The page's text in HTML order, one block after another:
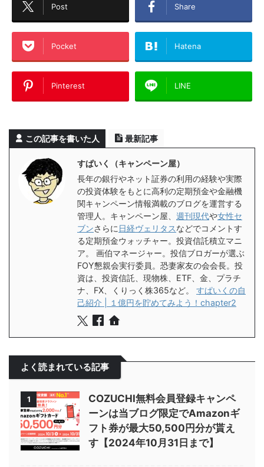
Post Share
Pocket Hatena
Pinterest LINE
この記事を書いた人 最新記事
すぱいく（キャンペーン屋）
長年の銀行やネット証券の利用の経験や実際
の投資体験をもとに高利の定期預金や金融機
関キャンペーン情報満載のブログを運営する
管理人。キャンペーン屋、 週刊現代や女性セ
ブンさらに 日経ヴェリタスなどでコメントす
る定期預金ウォッチャー。投資信託積立マニ
ア。 画伯マネージャー。投信ブロガーが選ぶ
FOY懇親会実行委員。恐妻家友の会会長。投
資は、投資信託、現物株、ETF、金、プラチ
ナ、FX、くりっく株365など。 すぱいくの自
己紹介 | １億円を貯めてみよう！chapter2
よく読まれている記事
1
COZUCHI無料会員登録キャンペ
ーンは当ブログ限定でAmazonギ
フト券が最大50,500円分が貰え
す【2024年10月31日まで】